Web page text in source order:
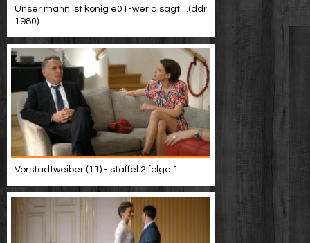
Unser mann ist könig e01-wer a sagt ...(ddr
1980)
Vorstadtweiber (11) - staffel 2 folge 1